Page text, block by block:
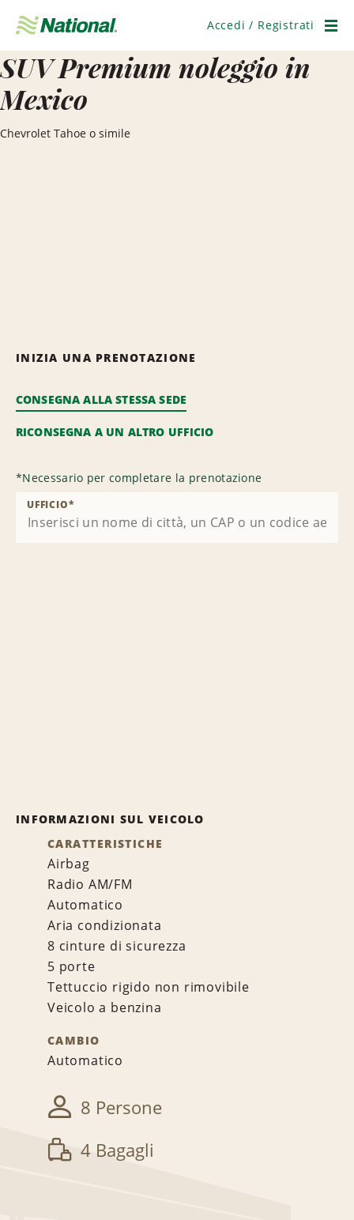
navigazione
Accedi / Registrati
SUV Premium noleggio in
Mexico
Chevrolet Tahoe o simile
INIZIA UNA PRENOTAZIONE
CONSEGNA ALLA STESSA SEDE
RICONSEGNA A UN ALTRO UFFICIO
*Necessario per completare la prenotazione
UFFICIO*
INFORMAZIONI SUL VEICOLO
CARATTERISTICHE
Airbag
Radio AM/FM
Automatico
Aria condizionata
8 cinture di sicurezza
5 porte
Tettuccio rigido non rimovibile
Veicolo a benzina
CAMBIO
Automatico
8 Persone
4 Bagagli